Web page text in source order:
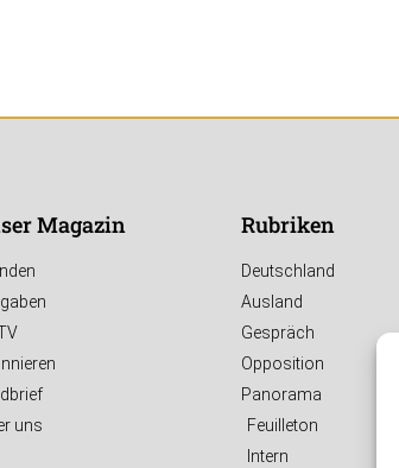
Magazin
uns
Rubriken
Deutschland
Ausland
Gespräch
Opposition
Panorama
Feuilleton
Intern